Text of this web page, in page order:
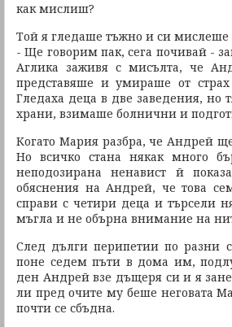
как мислиш?
Той я гледаше тъжно и си мислеше
- Ще говорим пак, сега почивай -
Аглика заживя с мисълта, че
представяше и умираше от
Гледаха деца в две заведения, но
храни, взимаше болнични и
Когато Мария разбра, че Андрей
Но всичко стана някак много
неподозирана ненавист й
обяснения на Андрей, че това
справи с четири деца и търсели
мъгла и не обърна внимание на
След дълги перипетии по разни
поне седем пъти в дома им,
ден Андрей взе дъщеря си и я
ли пред очите му беше неговата
почти се сбъдна.